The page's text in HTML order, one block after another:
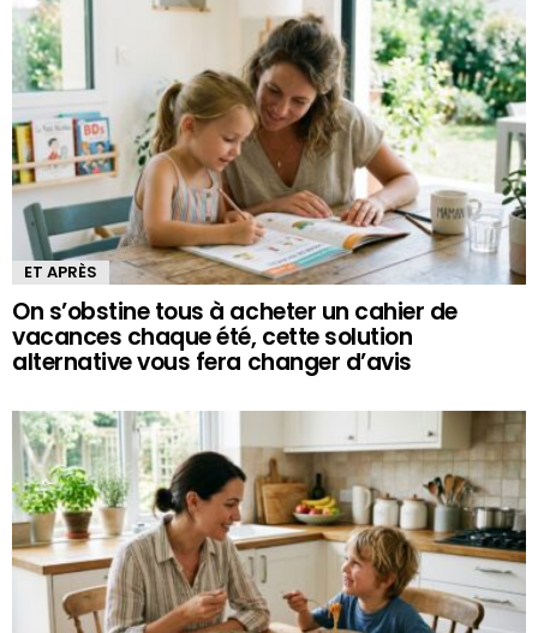
ET APRÈS
On s’obstine tous à acheter un cahier de
vacances chaque été, cette solution
alternative vous fera changer d’avis